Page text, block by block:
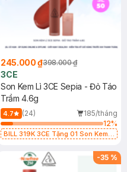
245.000 ₫398.000 ₫
3CE
Son Kem Lì 3CE Sepia - Đỏ Táo
Trầm 4.6g
4.7 (24)
185/tháng
12%
BILL 319K 3CE Tặng 01 Son Kem
1.5g (SL có hạn)
-35 %